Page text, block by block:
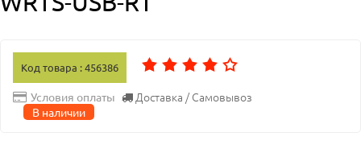
Код товара : 456386
Условия оплаты Доставка / Самовывоз
В наличии